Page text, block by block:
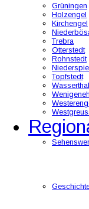
Grüningen
Holzengel
Kirchengel
Trebra
Otterstedt
Rohnstedt
Topfstedt